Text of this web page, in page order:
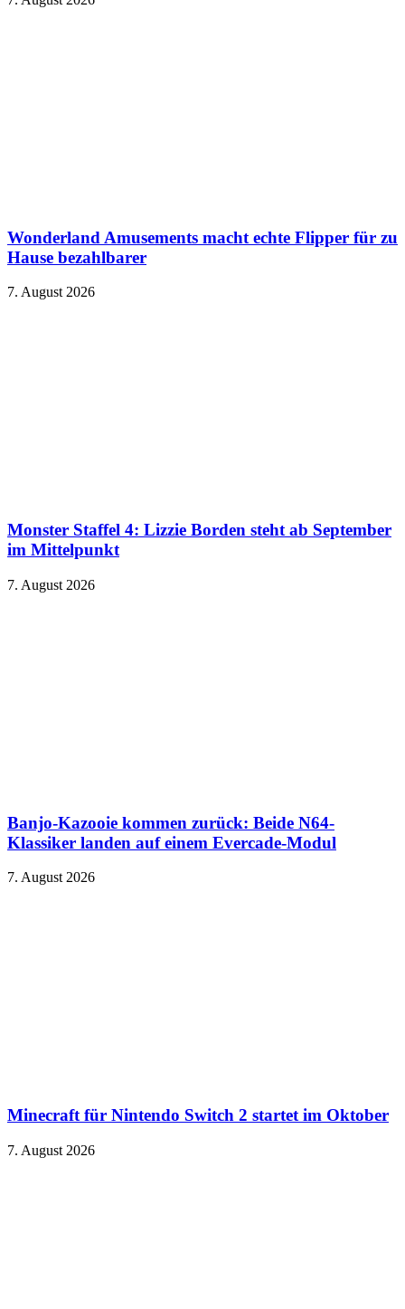
Wonderland Amusements macht echte Flipper für zu
Hause bezahlbarer
7. August 2026
Monster Staffel 4: Lizzie Borden steht ab September
im Mittelpunkt
7. August 2026
Banjo-Kazooie kommen zurück: Beide N64-
Klassiker landen auf einem Evercade-Modul
7. August 2026
Minecraft für Nintendo Switch 2 startet im Oktober
7. August 2026